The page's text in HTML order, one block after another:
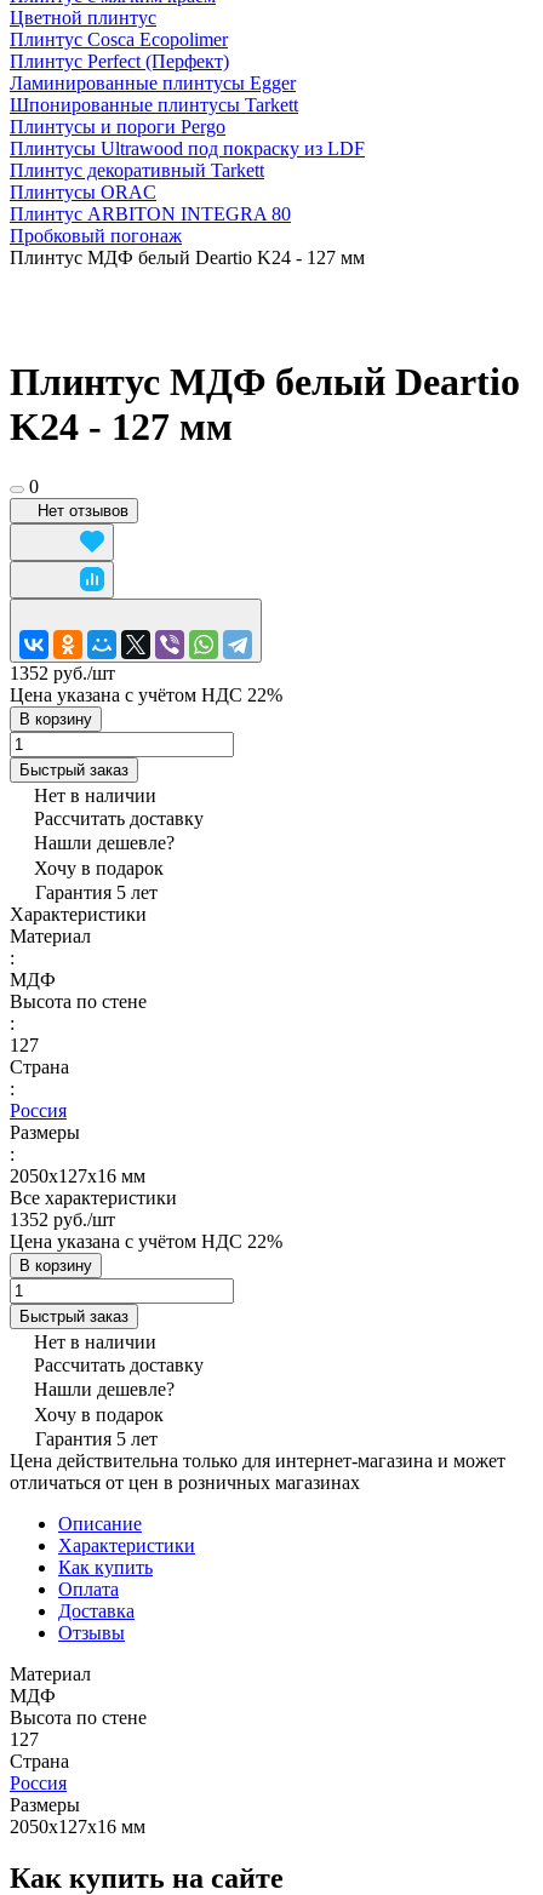
Цветной плинтус
Плинтус Cosca Ecopolimer
Плинтус Perfect (Перфект)
Ламинированные плинтусы Egger
Шпонированные плинтусы Tarkett
Плинтусы и пороги Pergo
Плинтусы Ultrawood под покраску из LDF
Плинтус декоративный Tarkett
Плинтусы ORAC
Плинтус ARBITON INTEGRA 80
Пробковый погонаж
Плинтус МДФ белый Deartio K24 - 127 мм
Плинтус МДФ белый Deartio
K24 - 127 мм
0
Нет отзывов
1352 руб./шт
Цена указана с учётом НДС 22%
В корзину
Быстрый заказ
Нет в наличии
Рассчитать доставку
Нашли дешевле?
Хочу в подарок
Гарантия 5 лет
Характеристики
Материал
:
МДФ
Высота по стене
:
127
Страна
:
Россия
Размеры
:
2050х127х16 мм
Все характеристики
1352 руб./шт
Цена указана с учётом НДС 22%
В корзину
Быстрый заказ
Нет в наличии
Рассчитать доставку
Нашли дешевле?
Хочу в подарок
Гарантия 5 лет
Цена действительна только для интернет-магазина и может
отличаться от цен в розничных магазинах
Описание
Характеристики
Как купить
Оплата
Доставка
Отзывы
Материал
МДФ
Высота по стене
127
Страна
Россия
Размеры
2050х127х16 мм
Как купить на сайте